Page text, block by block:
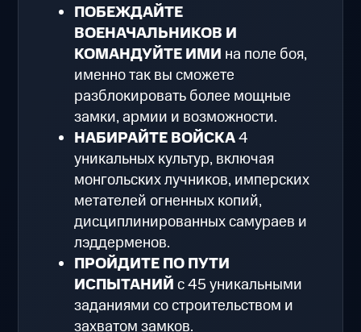
ПОБЕЖДАЙТЕ
ВОЕНАЧАЛЬНИКОВ И
КОМАНДУЙТЕ ИМИ на поле боя,
именно так вы сможете
разблокировать более мощные
замки, армии и возможности.
НАБИРАЙТЕ ВОЙСКА4
уникальных культур, включая
монгольских лучников, имперских
метателей огненных копий,
дисциплинированных самураев и
лэддерменов.
ПРОЙДИТЕ ПО ПУТИ
ИСПЫТАНИЙс 45 уникальными
заданиями со строительством и
захватом замков.